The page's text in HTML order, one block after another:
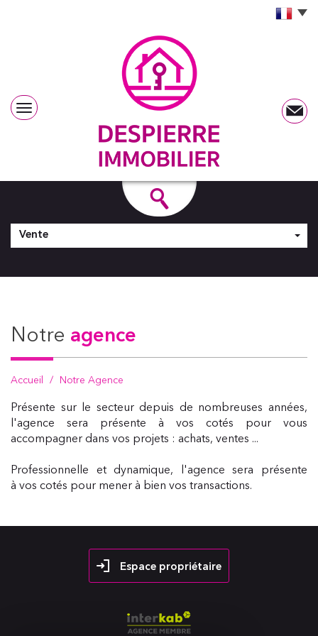
Vente
notre agence
Accueil Notre Agence
Présente sur le secteur depuis de nombreuses années,
l'agence sera présente à vos cotés pour vous
accompagner dans vos projets : achats, ventes ...
Professionnelle et dynamique, l'agence sera présente
à vos cotés pour mener à bien vos transactions.
Espace propriétaire